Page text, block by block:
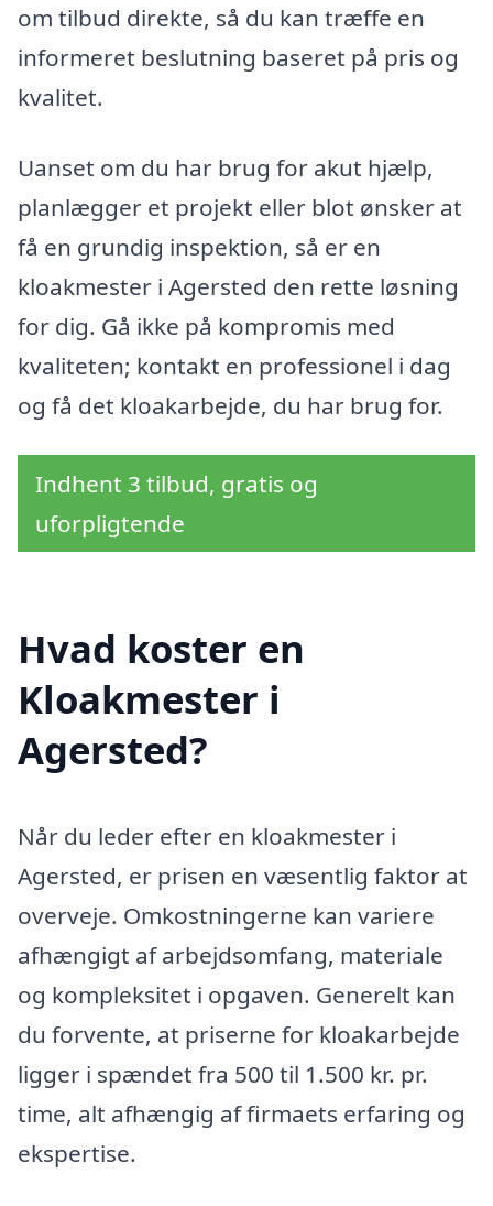
om tilbud direkte, så du kan træffe en
informeret beslutning baseret på pris og
kvalitet.
Uanset om du har brug for akut hjælp,
planlægger et projekt eller blot ønsker at
få en grundig inspektion, så er en
kloakmester i Agersted den rette løsning
for dig. Gå ikke på kompromis med
kvaliteten; kontakt en professionel i dag
og få det kloakarbejde, du har brug for.
Indhent 3 tilbud, gratis og
uforpligtende
Hvad koster en
Kloakmester i
Agersted?
Når du leder efter en kloakmester i
Agersted, er prisen en væsentlig faktor at
overveje. Omkostningerne kan variere
afhængigt af arbejdsomfang, materiale
og kompleksitet i opgaven. Generelt kan
du forvente, at priserne for kloakarbejde
ligger i spændet fra 500 til 1.500 kr. pr.
time, alt afhængig af firmaets erfaring og
ekspertise.